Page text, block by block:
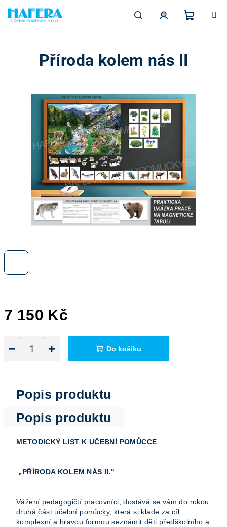
obsah
7 150 Kč
cena:
+
− Do košíku
Příroda kolem nás II
Popis produktu
Popis produktu
METODICKÝ LIST K UČEBNÍ POMŮCCE
„PŘÍRODA KOLEM NÁS II."
Vážení pedagogičtí pracovníci, dostává se vám do rukou
druhá část učební pomůcky, která si klade za cíl
komplexní a hravou formou seznámit děti předškolního a